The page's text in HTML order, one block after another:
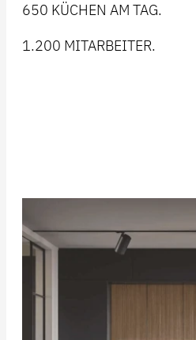
650 KÜCHEN AM TAG.
1.200 MITARBEITER.